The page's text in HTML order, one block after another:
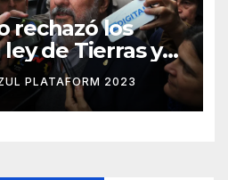
rechazó los
de Tierras y
el
del Gobierno
PLATAFORM 2023